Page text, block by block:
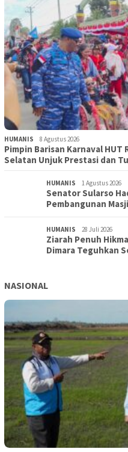
HUMANIS 8 Agustus 2026
Pimpin Barisan Karnaval HUT
Selatan Unjuk Prestasi dan
HUMANIS 1 Agustus 2026
Senator Sularso
Pembangunan
HUMANIS 28 Juli 2026
Ziarah Penuh
Dimara Teguhkan
NASIONAL